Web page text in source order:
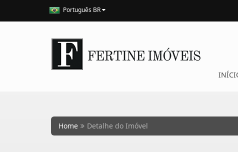
Português BR
Home Detalhe do Imóvel